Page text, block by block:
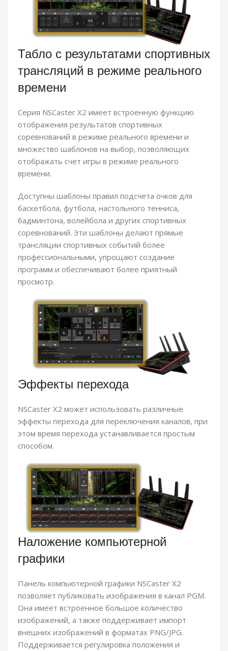
Табло с результатами спортивных
трансляций в режиме реального
времени
Серия NSCaster X2 имеет встроенную функцию
отображения результатов спортивных
соревнований в режиме реального времени и
множество шаблонов на выбор, позволяющих
отображать счет игры в режиме реального
времени.
Доступны шаблоны правил подсчета очков для
баскетбола, футбола, настольного тенниса,
бадминтона, волейбола и других спортивных
соревнований. Эти шаблоны делают прямые
трансляции спортивных событий более
профессиональными, упрощают создание
программ и обеспечивают более приятный
просмотр.
Эффекты перехода
NSCaster X2 может использовать различные
эффекты перехода для переключения каналов, при
этом время перехода устанавливается простым
способом.
Наложение компьютерной
графики
Панель компьютерной графики NSCaster X2
позволяет публиковать изображения в канал PGM.
Она имеет встроенное большое количество
изображений, а также поддерживает импорт
внешних изображений в форматах PNG/JPG.
Поддерживается регулировка положения и